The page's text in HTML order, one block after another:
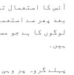
آئس کا استعمال
بعد پھر سے
لوگوں کا ہے جو
ہیں۔
پہلے گروہ پر